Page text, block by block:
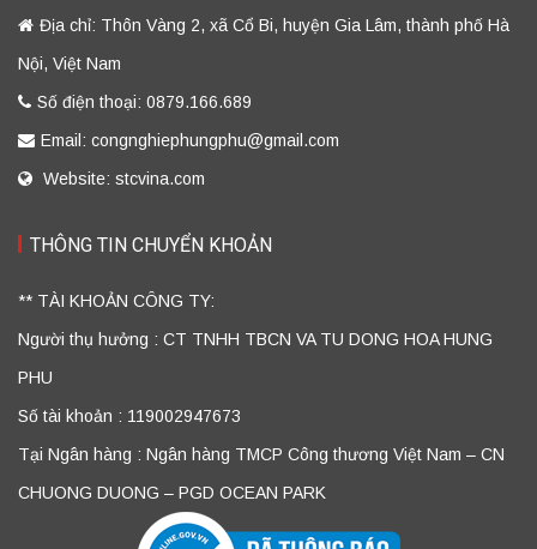
Địa chỉ: Thôn Vàng 2, xã Cổ Bi, huyện Gia Lâm, thành phố Hà
Nội, Việt Nam
Số điện thoại: 0879.166.689
Email: congnghiephungphu@gmail.com
Website: stcvina.com
THÔNG TIN CHUYỂN KHOẢN
** TÀI KHOẢN CÔNG TY:
Người thụ hưởng : CT TNHH TBCN VA TU DONG HOA HUNG
PHU
Số tài khoản : 119002947673
Tại Ngân hàng : Ngân hàng TMCP Công thương Việt Nam – CN
CHUONG DUONG – PGD OCEAN PARK